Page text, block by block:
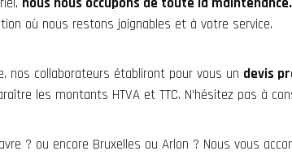
où nous restons joignables et à votre service.
nos collaborateurs établiront pour vous un devis
les montants HTVA et TTC. N’hésitez pas à
? ou encore Bruxelles ou Arlon ? Nous vous